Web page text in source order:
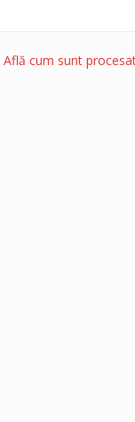
Află cum sunt